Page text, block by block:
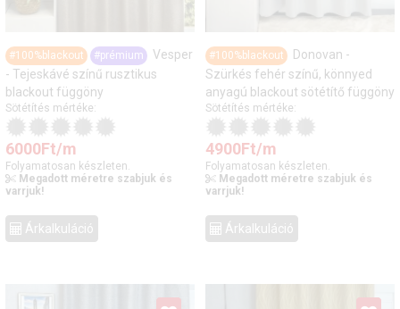
#100%blackout #prémium
Vesper
- Tejeskávé színű rusztikus
blackout függöny
Sötétítés mértéke:
6000Ft/m
Folyamatosan készleten.
Megadott méretre szabjuk és
varrjuk!
Árkalkuláció
#100%blackout
Donovan -
Szürkés fehér színű, könnyed
anyagú blackout sötétítő függöny
Sötétítés mértéke:
4900Ft/m
Folyamatosan készleten.
Megadott méretre szabjuk és
varrjuk!
Árkalkuláció